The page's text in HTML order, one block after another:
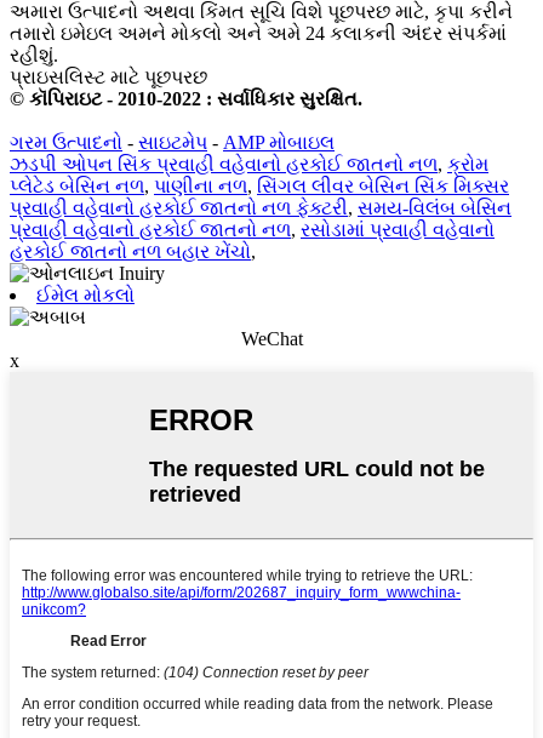
અમારા ઉત્પાદનો અથવા કિંમત સૂચિ વિશે પૂછપરછ માટે, કૃપા કરીને
તમારો ઇમેઇલ અમને મોકલો અને અમે 24 કલાકની અંદર સંપર્કમાં
રહીશું.
પ્રાઇસલિસ્ટ માટે પૂછપરછ
© કૉપિરાઇટ - 2010-2022 : સર્વાધિકાર સુરક્ષિત.
ગરમ ઉત્પાદનો - સાઇટમેપ - AMP મોબાઇલ
ઝડપી ઓપન સિંક પ્રવાહી વહેવાનો હરકોઈ જાતનો નળ, ક્રોમ
પ્લેટેડ બેસિન નળ, પાણીના નળ, સિંગલ લીવર બેસિન સિંક મિક્સર
પ્રવાહી વહેવાનો હરકોઈ જાતનો નળ ફેક્ટરી, સમય-વિલંબ બેસિન
પ્રવાહી વહેવાનો હરકોઈ જાતનો નળ, રસોડામાં પ્રવાહી વહેવાનો
હરકોઈ જાતનો નળ બહાર ખેંચો,
ઈમેલ મોકલો
WeChat
x